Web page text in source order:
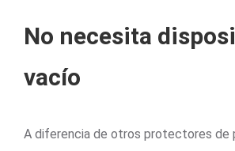
No necesita
vacío
A diferencia de otros protectores de